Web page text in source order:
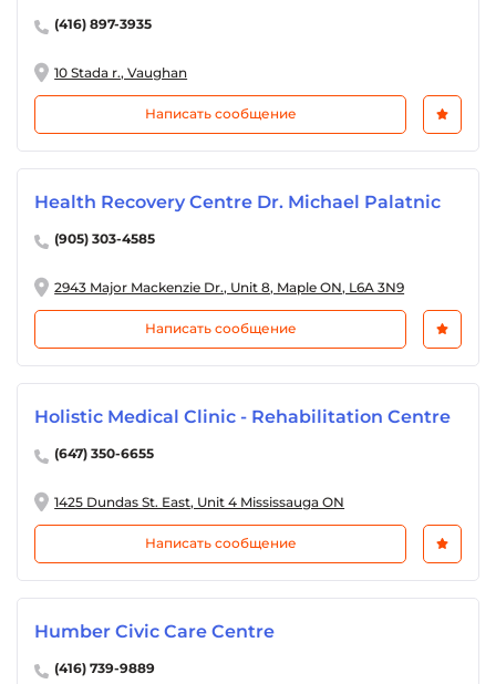
(416) 897-3935
10 Stada r., Vaughan
Написать сообщение
Health Recovery Centre Dr. Michael Palatnic
(905) 303-4585
2943 Major Mackenzie Dr., Unit 8, Maple ON, L6A 3N9
Написать сообщение
Holistic Medical Clinic - Rehabilitation Centre
(647) 350-6655
1425 Dundas St. East, Unit 4 Mississauga ON
Написать сообщение
Humber Civic Care Centre
(416) 739-9889